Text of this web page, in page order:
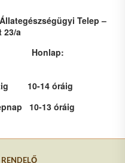
Telep –
23/a
Honlap:
10-14 óráig
10-13 óráig